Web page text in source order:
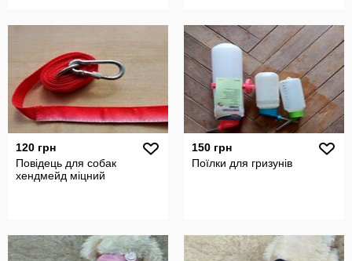
120 грн
Повідець для собак
хендмейд міцний
150 грн
Поїлки для гризунів